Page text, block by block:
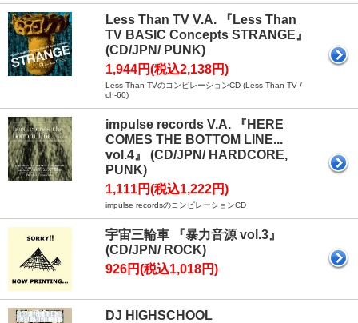
Less Than TV V.A. 『Less Than
TV BASIC Concepts STRANGE』
(CD/JPN/ PUNK)
1,944円(税込2,138円)
Less Than TVのコンピレーションCD (Less Than TV /
ch-60)
impulse records V.A. 『HERE
COMES THE BOTTOM LINE...
vol.4』 (CD/JPN/ HARDCORE,
PUNK)
1,111円(税込1,222円)
impulse recordsのコンピレーションCD
宇宙三輪車 『暴力音源 vol.3』
(CD/JPN/ ROCK)
926円(税込1,018円)
DJ HIGHSCHOOL